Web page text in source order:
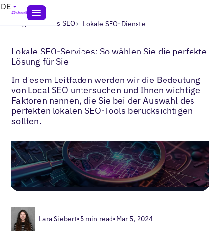
DE
Blogs> Lokales SEO> Lokale SEO-Dienste
Lokale SEO-Services: So wählen Sie die perfekte
Lösung für Sie
In diesem Leitfaden werden wir die Bedeutung
von Local SEO untersuchen und Ihnen wichtige
Faktoren nennen, die Sie bei der Auswahl des
perfekten lokalen SEO-Tools berücksichtigen
sollten.
Lara Siebert•5 min read•Mar 5, 2024